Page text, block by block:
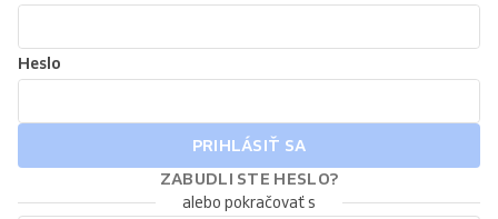
Heslo
PRIHLÁSIŤ SA
ZABUDLI STE HESLO?
alebo pokračovať s